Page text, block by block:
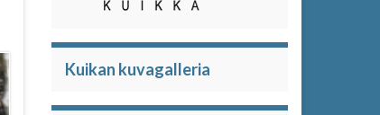
Kuikan kuvagalleria